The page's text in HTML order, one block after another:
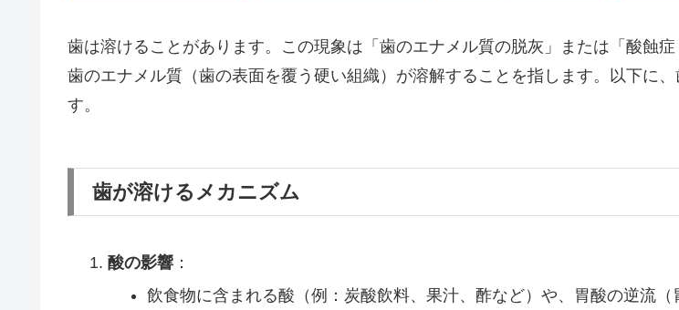
歯は溶けることがあります。この現象は「歯のエナメル質の脱灰」または「酸蝕
歯のエナメル質（歯の表面を覆う硬い組織）が溶解することを指します。以下に
す。
歯が溶けるメカニズム
酸の影響：
飲食物に含まれる酸（例：炭酸飲料、果汁、酢など）や、胃酸の逆流